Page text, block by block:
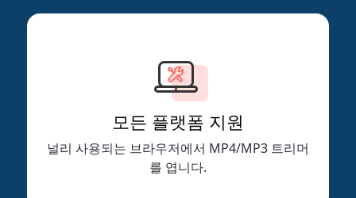
모든 플랫폼 지원
널리 사용되는 브라우저에서 MP4/MP3 트리머
를 엽니다.